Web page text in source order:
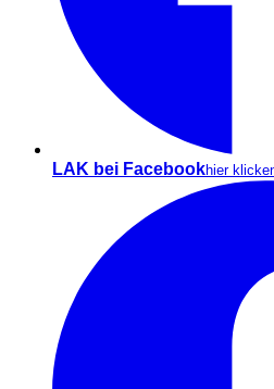
LAK bei Facebookhier